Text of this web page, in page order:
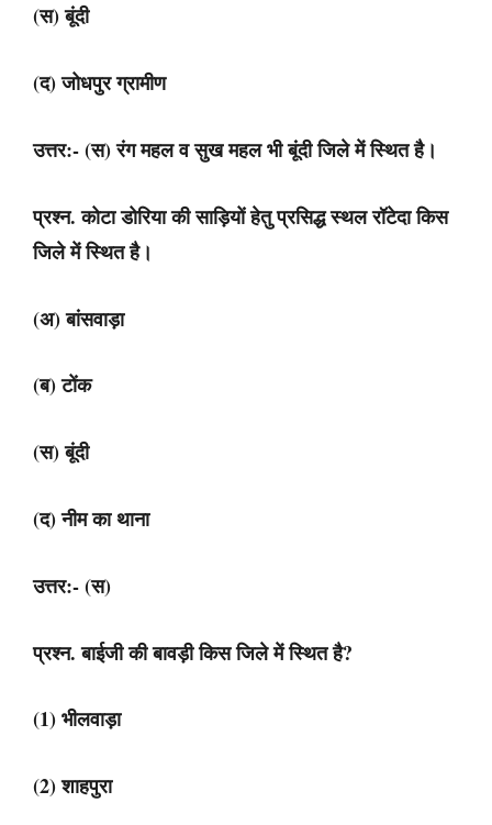
(स) बूंदी
(द) जोधपुर ग्रामीण
उत्तर:- (स) रंग महल व सुख महल भी बूंदी जिले में स्थित है।
प्रश्न. कोटा डोरिया की साड़ियों हेतु प्रसिद्ध स्थल रॉटेदा किस
जिले में स्थित है।
(अ) बांसवाड़ा
(ब) टोंक
(स) बूंदी
(द) नीम का थाना
उत्तर:- (स)
प्रश्न. बाईजी की बावड़ी किस जिले में स्थित है?
(1) भीलवाड़ा
(2) शाहपुरा